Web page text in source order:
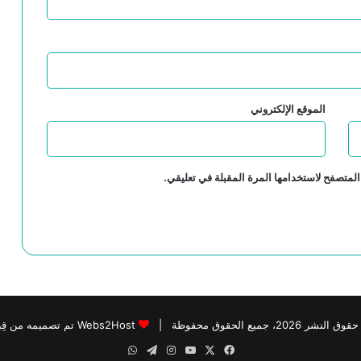
الفكر الإنساني”
الموقع الإلكتروني
لاستخدامها المرة المقبلة في تعليقي.
النشر 2026، جميع الحقوق محفوظة |
Webs2Host تم تصميمه من قِبل
فيسبوك
‫YouTubeانستقرام
تيلقرام